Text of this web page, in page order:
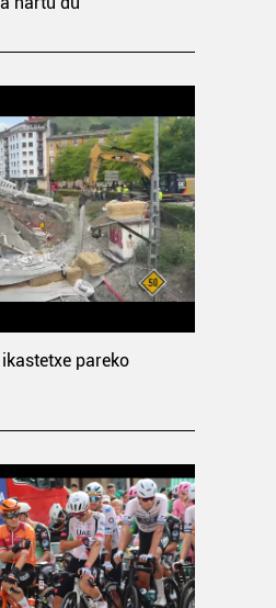
pareko